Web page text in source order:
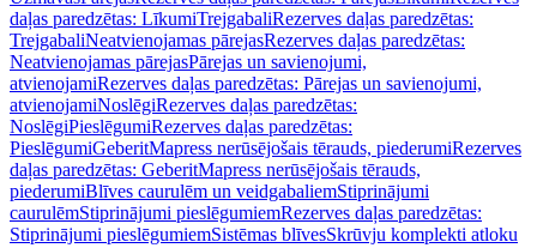
daļas paredzētas: LīkumiTrejgabaliRezerves daļas paredzētas:
TrejgabaliNeatvienojamas pārejasRezerves daļas paredzētas:
Neatvienojamas pārejasPārejas un savienojumi,
atvienojamiRezerves daļas paredzētas: Pārejas un savienojumi,
atvienojamiNoslēgiRezerves daļas paredzētas:
NoslēgiPieslēgumiRezerves daļas paredzētas:
PieslēgumiGeberitMapress nerūsējošais tērauds, piederumiRezerves
daļas paredzētas: GeberitMapress nerūsējošais tērauds,
piederumiBlīves caurulēm un veidgabaliemStiprinājumi
caurulēmStiprinājumi pieslēgumiemRezerves daļas paredzētas:
Stiprinājumi pieslēgumiemSistēmas blīvesSkrūvju komplekti atloku